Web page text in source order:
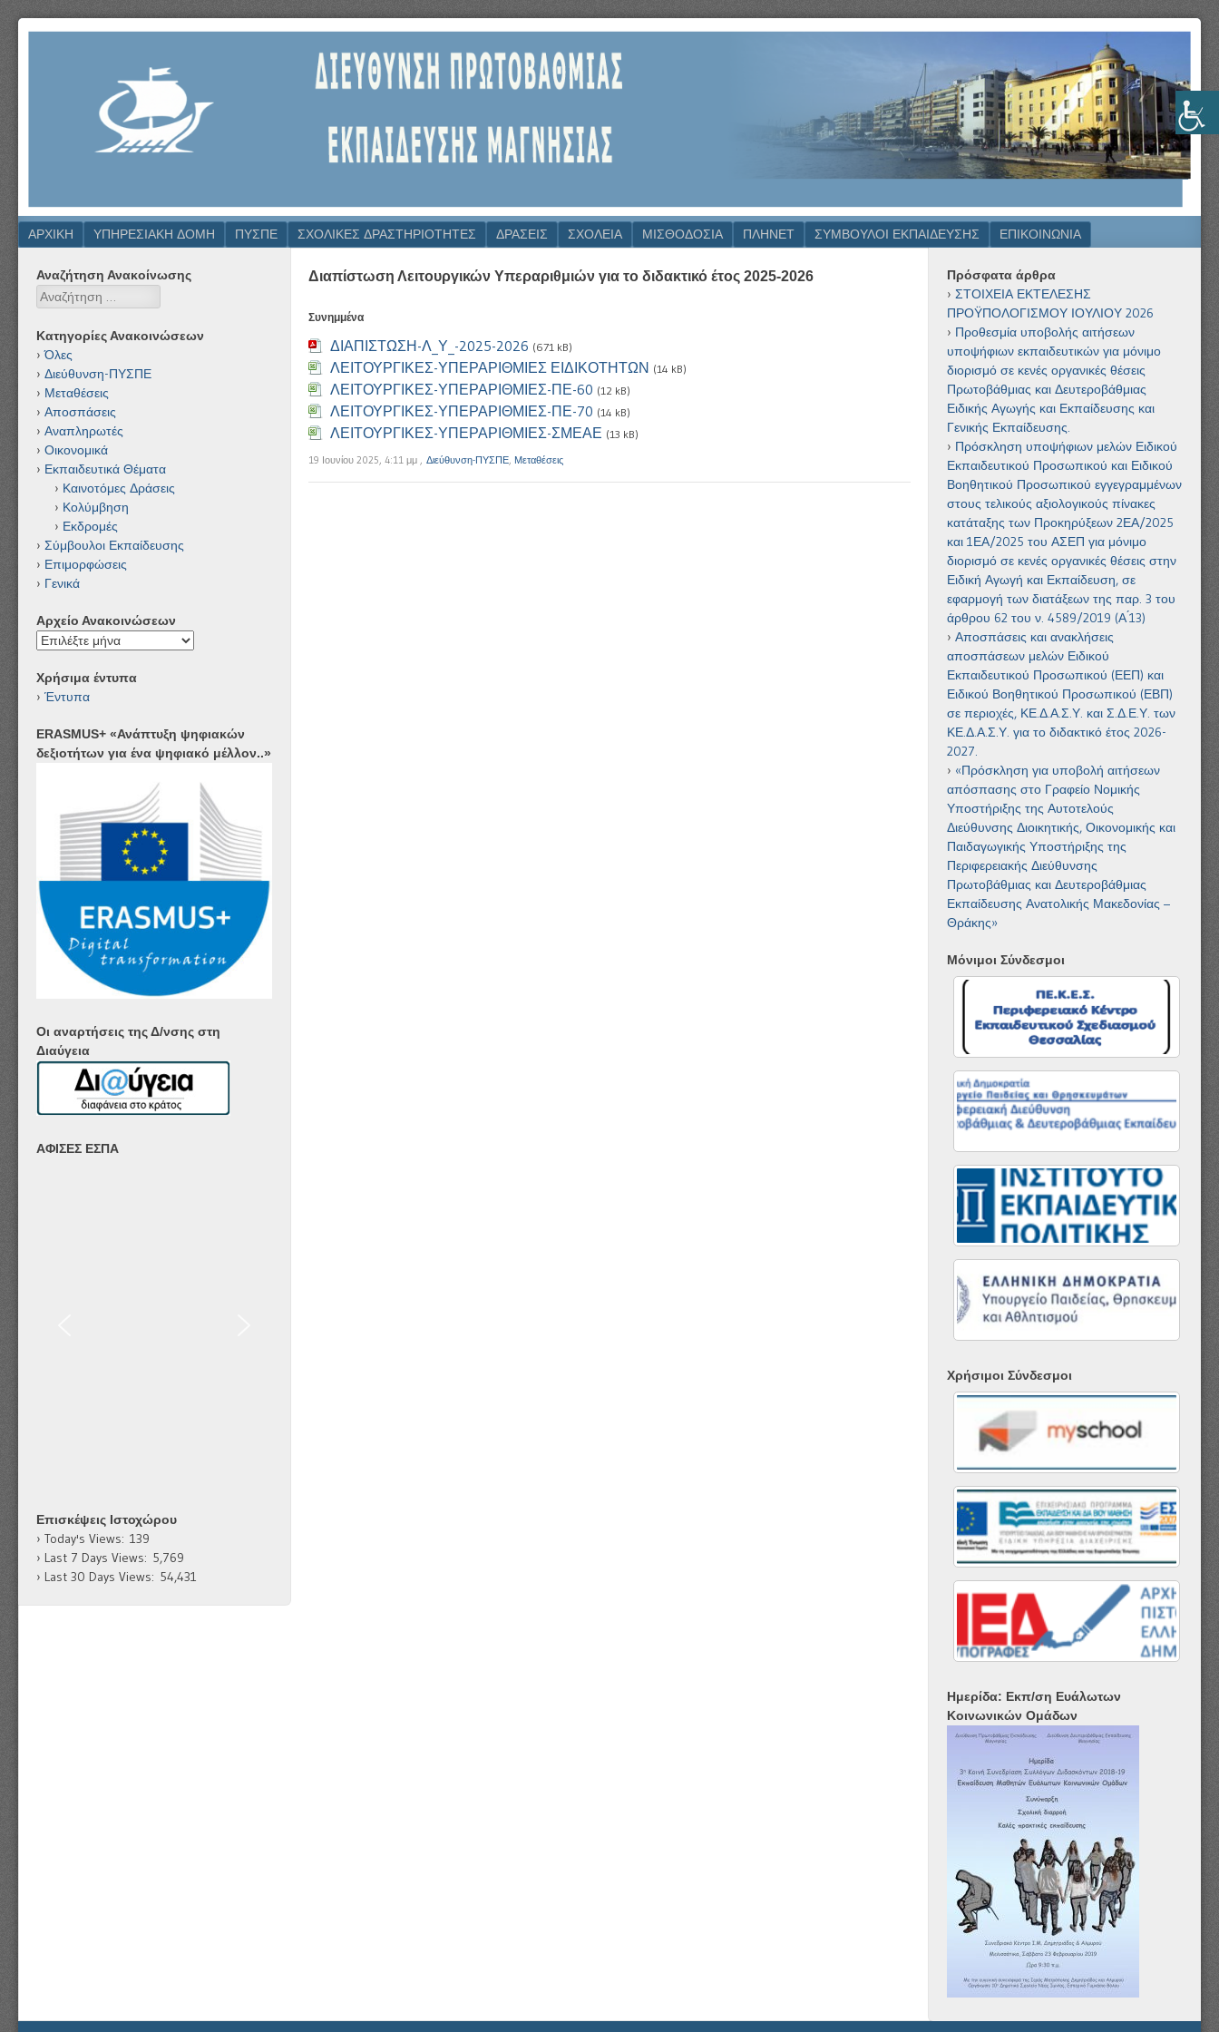
ΔΙΕΎΘΥΝΣΗ
ΠΡΩΤΟΒΆΘΜΙΑΣ
ΕΚΠΑΊΔΕΥΣΗΣ
ΜΑΓΝΗΣΊΑΣ
Μενού
ΜΕΤΆΒΑΣΗ ΣΕ ΠΕΡΙΕΧΌΜΕΝΟ
ΑΡΧΙΚΉ ΥΠΗΡΕΣΙΑΚΗ ΔΟΜΗ ΠΥΣΠΕ ΣΧΟΛΙΚΕΣ ΔΡΑΣΤΗΡΙΟΤΗΤΕΣ ΔΡΆΣΕΙΣ ΣΧΟΛΕΙΑ ΜΙΣΘΟΔΟΣΙΑ ΠΛΗΝΕΤ ΣΥΜΒΟΥΛΟΙ ΕΚΠΑΙΔΕΥΣΗΣ ΕΠΙΚΟΙΝΩΝΊΑ
Διαπίστωση Λειτουργικών Υπεραριθμιών για το διδακτικό έτος 2025-2026
Συνημμένα
ΔΙΑΠΙΣΤΩΣΗ-Λ_Υ_-2025-2026 (671 kB)
ΛΕΙΤΟΥΡΓΙΚΕΣ-ΥΠΕΡΑΡΙΘΜΙΕΣ ΕΙΔΙΚΟΤΗΤΩΝ (14 kB)
ΛΕΙΤΟΥΡΓΙΚΕΣ-ΥΠΕΡΑΡΙΘΜΙΕΣ-ΠΕ-60 (12 kB)
ΛΕΙΤΟΥΡΓΙΚΕΣ-ΥΠΕΡΑΡΙΘΜΙΕΣ-ΠΕ-70 (14 kB)
ΛΕΙΤΟΥΡΓΙΚΕΣ-ΥΠΕΡΑΡΙΘΜΙΕΣ-ΣΜΕΑΕ (13 kB)
19 Ιουνίου 2025, 4:11 μμ Διεύθυνση-ΠΥΣΠΕ Μεταθέσεις
Αναζήτηση Ανακοίνωσης
Αναζήτηση
Κατηγορίες Ανακοινώσεων
Όλες
Διεύθυνση-ΠΥΣΠΕ
Μεταθέσεις
Αποσπάσεις
Αναπληρωτές
Οικονομικά
Εκπαιδευτικά Θέματα
Καινοτόμες Δράσεις
Κολύμβηση
Εκδρομές
Σύμβουλοι Εκπαίδευσης
Επιμορφώσεις
Γενικά
Αρχείο Ανακοινώσεων
Αρχείο
Χρήσιμα έντυπα
Έντυπα
ERASMUS+ «Ανάπτυξη ψηφιακών
δεξιοτήτων για ένα ψηφιακό μέλλον..»
Οι αναρτήσεις της Δ/νσης στη
Διαύγεια
ΑΦΙΣΕΣ ΕΣΠΑ
Επισκέψεις Ιστοχώρου
Today's Views: 139
Last 7 Days Views: 5,769
Last 30 Days Views: 54,431
Πρόσφατα άρθρα
ΣΤΟΙΧΕΙΑ ΕΚΤΕΛΕΣΗΣ
ΠΡΟΫΠΟΛΟΓΙΣΜΟΥ ΙΟΥΛΙΟΥ 2026
Προθεσμία υποβολής αιτήσεων
υποψήφιων εκπαιδευτικών για μόνιμο
διορισμό σε κενές οργανικές θέσεις
Πρωτοβάθμιας και Δευτεροβάθμιας
Ειδικής Αγωγής και Εκπαίδευσης και
Γενικής Εκπαίδευσης.
Πρόσκληση υποψήφιων μελών Ειδικού
Εκπαιδευτικού Προσωπικού και Ειδικού
Βοηθητικού Προσωπικού εγγεγραμμένων
στους τελικούς αξιολογικούς πίνακες
κατάταξης των Προκηρύξεων 2ΕΑ/2025
και 1ΕΑ/2025 του ΑΣΕΠ για μόνιμο
διορισμό σε κενές οργανικές θέσεις στην
Ειδική Αγωγή και Εκπαίδευση, σε
εφαρμογή των διατάξεων της παρ. 3 του
άρθρου 62 του ν. 4589/2019 (Α ́13)
Αποσπάσεις και ανακλήσεις
αποσπάσεων μελών Ειδικού
Εκπαιδευτικού Προσωπικού (ΕΕΠ) και
Ειδικού Βοηθητικού Προσωπικού (ΕΒΠ)
σε περιοχές, ΚΕ.Δ.Α.Σ.Υ. και Σ.Δ.Ε.Υ. των
ΚΕ.Δ.Α.Σ.Υ. για το διδακτικό έτος 2026-
2027.
«Πρόσκληση για υποβολή αιτήσεων
απόσπασης στο Γραφείο Νομικής
Υποστήριξης της Αυτοτελούς
Διεύθυνσης Διοικητικής, Οικονομικής και
Παιδαγωγικής Υποστήριξης της
Περιφερειακής Διεύθυνσης
Πρωτοβάθμιας και Δευτεροβάθμιας
Εκπαίδευσης Ανατολικής Μακεδονίας –
Θράκης»
Μόνιμοι Σύνδεσμοι
Χρήσιμοι Σύνδεσμοι
Ημερίδα: Εκπ/ση Ευάλωτων
Κοινωνικών Ομάδων